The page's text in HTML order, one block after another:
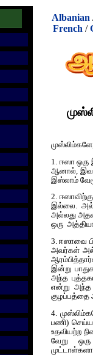
Albanian
French /
1. ஈஸா ஒரு
ஆனால்,
இஸ்லாம்
2.
இல்லை.
அல்லது
ஒரு
3. ஈஸாவை
அவர்கள்
இன்று
அந்த
என்று அந்த
குழப்பத்தை
4.
பணி)
உதவியற்ற
வேறு